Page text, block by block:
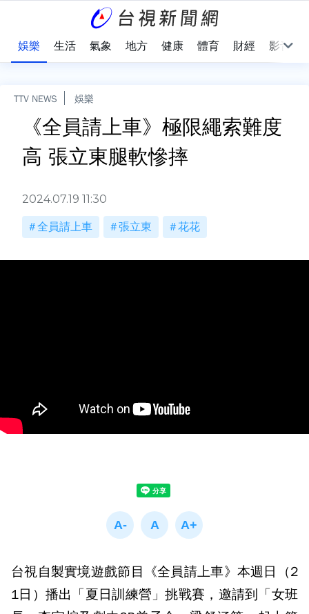
娛樂 生活 氣象 地方 健康 體育 財經 影音
TTV NEWS 娛樂
《全員請上車》極限繩索難度
高 張立東腿軟慘摔
2024.07.19 11:30
全員請上車 張立東 花花
台視自製實境遊戲節目《全員請上車》本週日（2
1日）播出「夏日訓練營」挑戰賽，邀請到「女班